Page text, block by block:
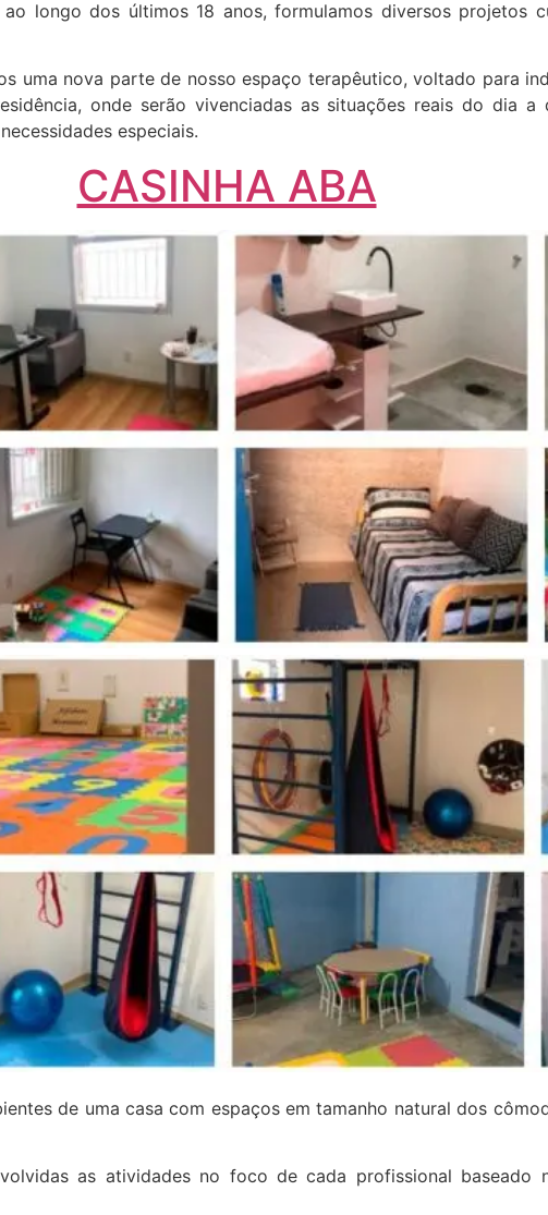
longo dos últimos 18 anos, formulamos diversos projetos
uma nova parte de nosso espaço terapêutico, voltado para
onde serão vivenciadas as situações reais do dia
especiais.
CASINHA ABA
de uma casa com espaços em tamanho natural dos
as atividades no foco de cada profissional